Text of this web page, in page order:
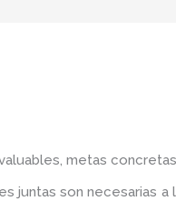
metas
juntas son necesarias